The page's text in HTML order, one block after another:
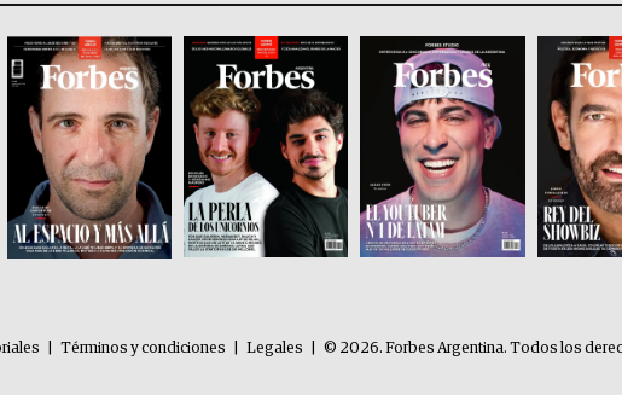
Términos y condiciones Legales
© 2026. Forbes Argentina. Todos los